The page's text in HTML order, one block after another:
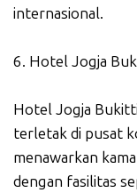
internasional.
6. Hotel Jogja
Hotel Jogja
terletak di pusat
menawarkan
dengan fasilitas